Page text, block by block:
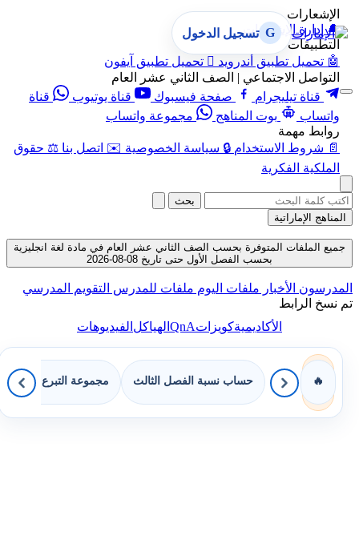
الإشعارات
🔔 إدارة الإشعارات
التطبيقات
🤖 تحميل تطبيق أندرويد  تحميل تطبيق آيفون
التواصل الاجتماعي | الصف الثاني عشر العام
قناة تيليجرام
صفحة فيسبوك قناة يوتيوب
قناة
واتساب
بوت المناهج
مجموعة واتساب
روابط مهمة
📄 شروط الاستخدام 🔒 سياسة الخصوصية ✉️ اتصل بنا ⚖️ حقوق
الملكية الفكرية
G تسجيل الدخول
بحث
المناهج الإماراتية
جميع الملفات المتوفرة بحسب الصف الثاني عشر العام في مادة لغة انجليزية
بحسب الفصل الأول حتى تاريخ 08-08-2026
المدرسون الأخبار ملفات اليوم ملفات للمدرس التقويم المدرسي
تم نسخ الرابط
الأكاديميةكويزاتQnAالهياكلالفيديوهات
🔥 حساب نسبة الفصل الثالث مجموعة التبرع بالكتب